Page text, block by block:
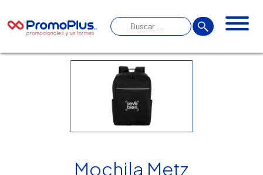
Mochila Metz